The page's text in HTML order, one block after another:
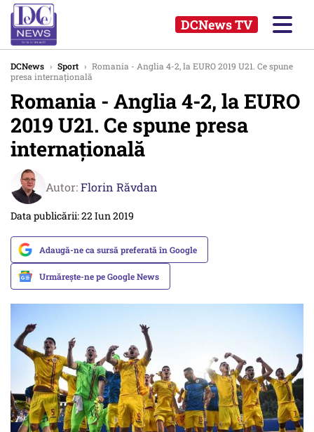
DCNews TV
DCNews › Sport › Romania - Anglia 4-2, la EURO 2019 U21. Ce spune
presa internaţională
Romania - Anglia 4-2, la EURO
2019 U21. Ce spune presa
internaţională
Autor:Florin Răvdan
Data publicării: 22 Iun 2019
Adaugă-ne ca sursă preferată în Google
Urmărește-ne pe Google News